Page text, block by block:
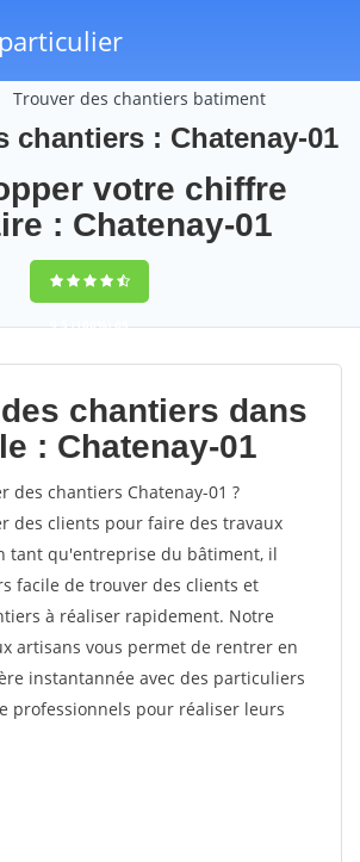
Trouver des chantiers batiment
chantiers : Chatenay-01
votre chiffre
: Chatenay-01
9,5(100%)65
votes
chantiers dans
: Chatenay-01
des chantiers Chatenay-01 ?
des clients pour faire des travaux
tant qu'entreprise du bâtiment, il
facile de trouver des clients et
à réaliser rapidement. Notre
artisans vous permet de rentrer en
instantannée avec des particuliers
professionnels pour réaliser leurs